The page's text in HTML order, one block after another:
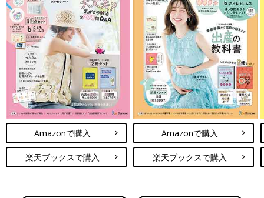
Amazonで購入
楽天ブックスで購入
Amazonで購入
楽天ブックスで購入